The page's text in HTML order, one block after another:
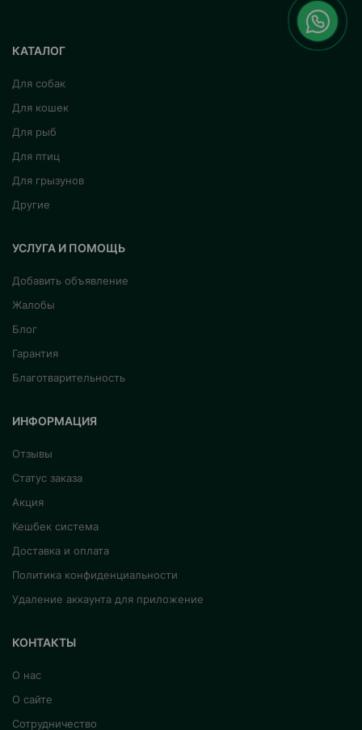
КАТАЛОГ
Для собак
Для кошек
Для рыб
Для птиц
Для грызунов
Другие
УСЛУГА И ПОМОЩЬ
Добавить объявление
Жалобы
Блог
Гарантия
Благотварительность
ИНФОРМАЦИЯ
Отзывы
Статус заказа
Акция
Кешбек система
Доставка и оплата
Политика конфиденциальности
Удаление аккаунта для приложение
КОНТАКТЫ
О нас
О сайте
Сотрудничество